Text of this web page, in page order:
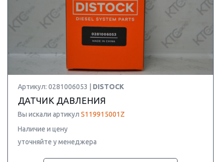
Артикул: 0281006053 | DISTOCK
ДАТЧИК ДАВЛЕНИЯ
Вы искали артикул S119915001Z
Наличие и цену
уточняйте у менеджера